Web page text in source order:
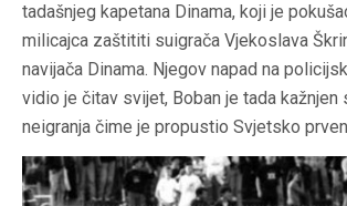
tadašnjeg kapetana Dinama, koji je
milicajca zaštititi suigrača Vjekoslava
navijača Dinama. Njegov napad na
vidio je čitav svijet, Boban je tada
neigranja čime je propustio Svjetsko